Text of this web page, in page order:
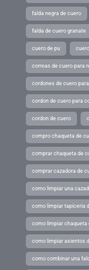
falda negra de cuero
falda de cuero granate
cuero de pu
correas de cuero para
cordones de cuero
cordon de cuero para
cordon de cuero
compro chaqueta de
comprar chaqueta de
comprar cazadora de
como limpiar una
como limpiar tapiceria
como limpiar chaqueta
como limpiar asientos
como combinar una